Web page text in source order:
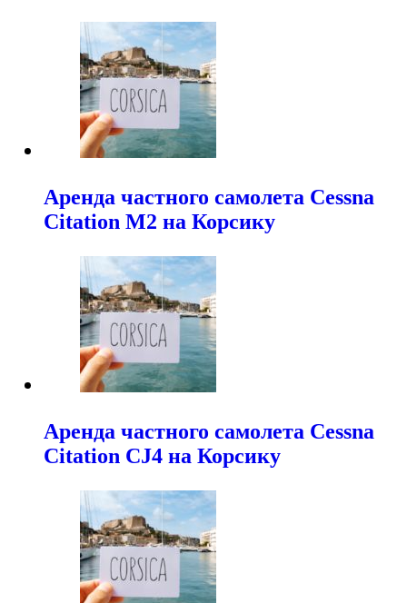
Аренда частного самолета Cessna
Citation M2 на Корсику
Аренда частного самолета Cessna
Citation CJ4 на Корсику